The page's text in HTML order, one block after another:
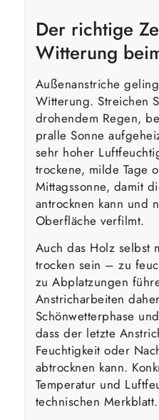
Der richtige
Witterung
Außenanstriche
Witterung. Streichen
drohendem Regen,
pralle Sonne
sehr hoher
trockene, milde Tage
Mittagssonne, damit
antrocknen kann und
Oberfläche verfilmt.
Auch das Holz selbst
trocken sein – zu
zu Abplatzungen
Anstricharbeiten
Schönwetterphase
dass der letzte
Feuchtigkeit oder
abtrocknen kann.
Temperatur und
technischen Merkblatt.